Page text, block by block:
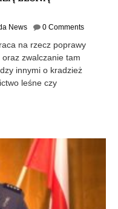
News 0 Comments
na rzecz poprawy
zwalczanie tam
innymi o kradzież
leśne czy